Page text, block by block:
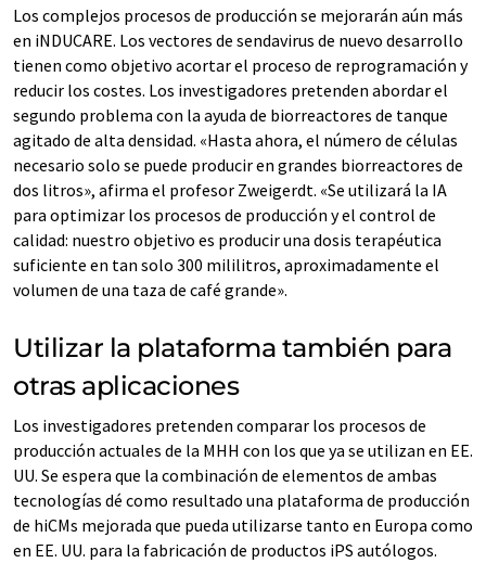
Los complejos procesos de producción se mejorarán aún más
en iNDUCARE. Los vectores de sendavirus de nuevo desarrollo
tienen como objetivo acortar el proceso de reprogramación y
reducir los costes. Los investigadores pretenden abordar el
segundo problema con la ayuda de biorreactores de tanque
agitado de alta densidad. «Hasta ahora, el número de células
necesario solo se puede producir en grandes biorreactores de
dos litros», afirma el profesor Zweigerdt. «Se utilizará la IA
para optimizar los procesos de producción y el control de
calidad: nuestro objetivo es producir una dosis terapéutica
suficiente en tan solo 300 mililitros, aproximadamente el
volumen de una taza de café grande».
Utilizar la plataforma también para
otras aplicaciones
Los investigadores pretenden comparar los procesos de
producción actuales de la MHH con los que ya se utilizan en EE.
UU. Se espera que la combinación de elementos de ambas
tecnologías dé como resultado una plataforma de producción
de hiCMs mejorada que pueda utilizarse tanto en Europa como
en EE. UU. para la fabricación de productos iPS autólogos.